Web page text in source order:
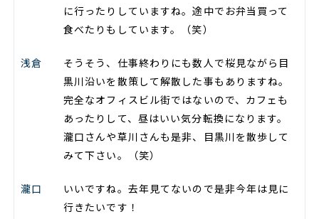
に行ったりしていますね。途中でお弁当買って
食べたりもしています。（笑）
浅倉
そうそう、仕事終わりにも数人で桜見ながら目
黒川沿いを散策して解散した事もありますね。
完全なオフィスビル街ではないので、カフェも
あったりして、昼はいい気分転換になります。
瀧口さんや草川さんも是非、目黒川を散歩して
みて下さい。（笑）
瀧口
いいですね。去年見てないので是非今年は見に
行きたいです！